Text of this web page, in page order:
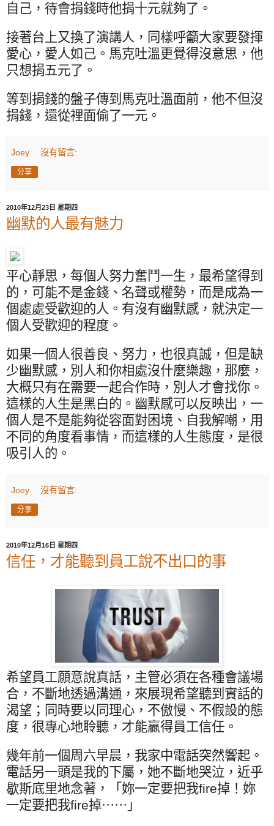
自己，待會捐錢時他捐十元就夠了。
接著台上又換了演講人，同樣呼籲大家要發揮
愛心，愛人如己。馬克吐溫更覺得沒意思，他
只想捐五元了。
等到捐錢的盤子傳到馬克吐溫面前，他不但沒
捐錢，還從裡面偷了一元。
Joey 沒有留言:
分享
2010年12月23日 星期四
幽默的人最有魅力
平心靜思，每個人努力奮鬥一生，最希望得到
的，可能不是金錢、名聲或權勢，而是成為一
個處處受歡迎的人。有沒有幽默感，就決定一
個人受歡迎的程度。
如果一個人很善良、努力，也很真誠，但是缺
少幽默感，別人和你相處沒什麼樂趣，那麼，
大概只有在需要一起合作時，別人才會找你。
這樣的人生是黑白的。幽默感可以反映出，一
個人是不是能夠從容面對困境、自我解嘲，用
不同的角度看事情，而這樣的人生態度，是很
吸引人的。
Joey 沒有留言:
分享
2010年12月16日 星期四
信任，才能聽到員工說不出口的事
希望員工願意說真話，主管必須在各種會議場
合，不斷地透過溝通，來展現希望聽到實話的
渴望；同時要以同理心，不傲慢、不假設的態
度，很專心地聆聽，才能贏得員工信任。
幾年前一個周六早晨，我家中電話突然響起。
電話另一頭是我的下屬，她不斷地哭泣，近乎
歇斯底里地念著，「妳一定要把我fire掉！妳
一定要把我fire掉⋯⋯ 」